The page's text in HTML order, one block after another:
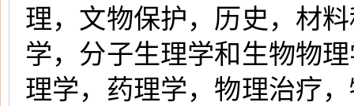
理，文物保护，历史，材
学，分子生理学和生物物
理学，药理学，物理治疗